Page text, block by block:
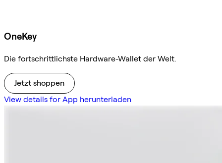
OneKey
Die fortschrittlichste Hardware-Wallet der Welt.
Jetzt shoppen
View details for App herunterladen